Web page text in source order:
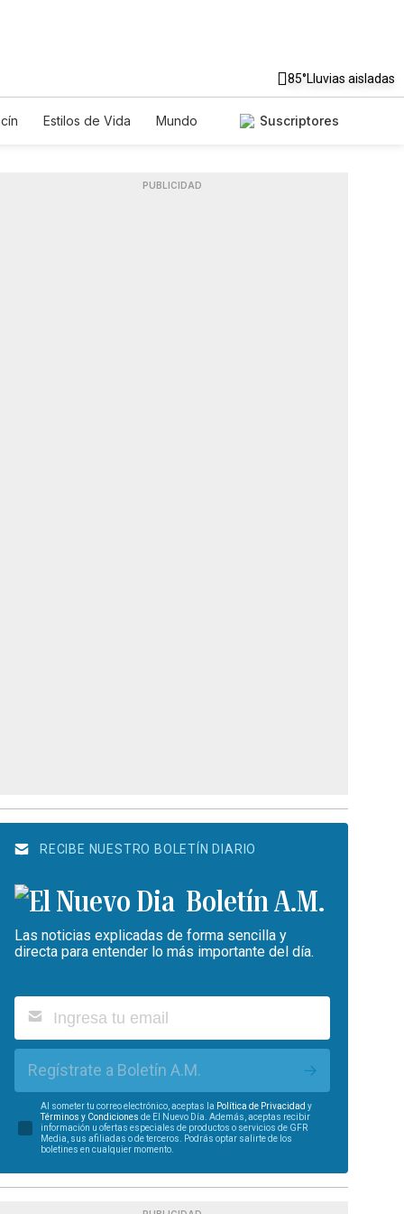
85°Lluvias aisladas
Estilos de Vida
Mundo
Suscriptores
PUBLICIDAD
RECIBE NUESTRO BOLETÍN DIARIO
Boletín A.M.
Las noticias explicadas de forma sencilla y
directa para entender lo más importante del día.
Regístrate a Boletín A.M.
Al someter tu correo electrónico, aceptas la Política de Privacidad y
Términos y Condiciones de El Nuevo Día. Además, aceptas recibir
información u ofertas especiales de productos o servicios de GFR
Media, sus afiliadas o de terceros. Podrás optar salirte de los
boletines en cualquier momento.